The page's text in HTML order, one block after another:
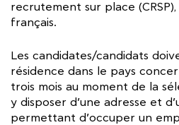
recrutement sur place
français.
Les candidates/candidats
résidence dans le pays
trois mois au moment de la
y disposer d’une adresse et
permettant d’occuper un